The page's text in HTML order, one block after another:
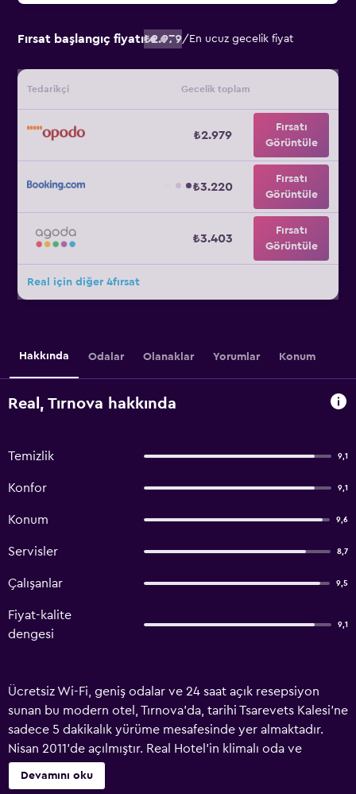
Fırsat başlangıç fiyatı₺2.979/ En ucuz gecelik fiyat
Tedarikçi Gecelik toplam
₺2.979
Fırsatı
Görüntüle
₺3.220
Fırsatı
Görüntüle
₺3.403
Fırsatı
Görüntüle
Real için diğer 4fırsat
Hakkında Odalar Olanaklar Yorumlar Konum
Real, Tırnova hakkında
Temizlik 9,1
Konfor 9,1
Konum 9,6
Servisler 8,7
Çalışanlar 9,5
Fiyat-kalite
dengesi
9,1
Ücretsiz Wi-Fi, geniş odalar ve 24 saat açık resepsiyon
sunan bu modern otel, Tırnova'da, tarihi Tsarevets Kalesi'ne
sadece 5 dakikalık yürüme mesafesinde yer almaktadır.
Nisan 2011'de açılmıştır. Real Hotel'in klimalı oda ve
süitlerinde düz ekran TV, minibar ve oturma alanı vardır.
Banyoda saç kurutma makinesi mevcuttur. Konuklar lobi
Devamını oku